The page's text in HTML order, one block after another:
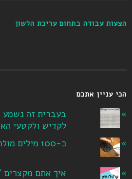
הצעות עבודה בתחום עריכת הלשון
הכי עניין אתכם
בעברית זה נשמע
לקדיש ולקטעי
כ-100 מילים מולחמות
איך אתם